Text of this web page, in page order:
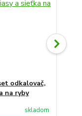
odkalovač,
na ryby
skladom